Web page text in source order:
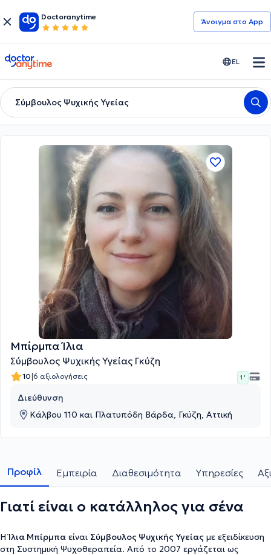
Doctoranytime
Άνοιγμα στο App
doctoranytime EL
Σύμβουλος Ψυχικής Υγείας
Μπίρμπα Ίλια
Σύμβουλος Ψυχικής Υγείας Γκύζη
10|6 αξιολογήσεις 1 '
Διεύθυνση
Κάλβου 110 και Πλατυπόδη Βάρδα, Γκύζη, Αττική
Προφίλ Εμπειρία Διαθεσιμότητα Υπηρεσίες
Γιατί είναι ο κατάλληλος για σένα
Η Ίλια Μπίρμπα είναι Σύμβουλος Ψυχικής Υγείας με εξειδίκευση
στη Συστημική Ψυχοθεραπεία. Από το 2007 εργάζεται ως